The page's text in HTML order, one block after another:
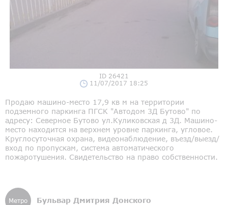
ID 26421
11/07/2017 18:25
Продаю машино-место 17,9 кв м на территории
подземного паркинга ПГСК "Автодом 3Д Бутово" по
адресу: Северное Бутово ул.Куликовская д 3Д. Машино-
место находится на верхнем уровне паркинга, угловое.
Круглосуточная охрана, видеонаблюдение, въезд/выезд/
вход по пропускам, система автоматического
пожаротушения. Свидетельство на право собственности.
Метро Бульвар Дмитрия Донского